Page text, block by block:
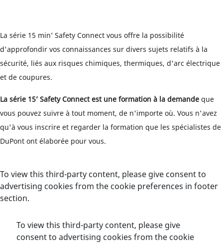
La série 15 min’ Safety Connect vous offre la possibilité
d'approfondir vos connaissances sur divers sujets relatifs à la
sécurité, liés aux risques chimiques, thermiques, d'arc électrique
et de coupures.
La série 15’ Safety Connect est une formation à la demande que
vous pouvez suivre à tout moment, de n'importe où. Vous n'avez
qu'à vous inscrire et regarder la formation que les spécialistes de
DuPont ont élaborée pour vous.
To view this third-party content, please give consent to
advertising cookies from the cookie preferences in footer
section.
To view this third-party content, please give
consent to advertising cookies from the cookie